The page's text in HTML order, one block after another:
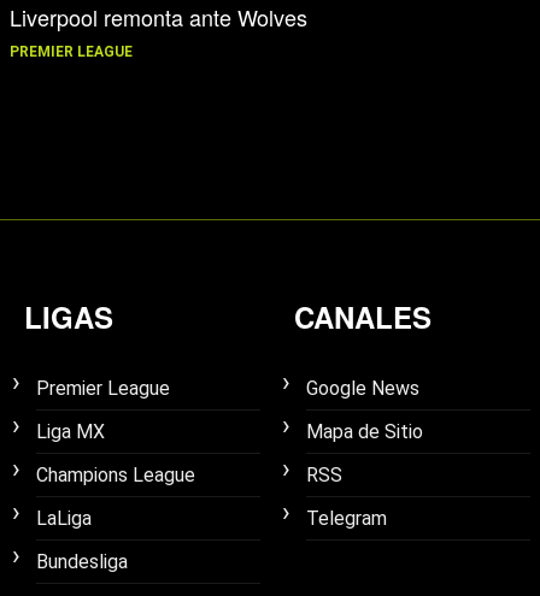
Liverpool remonta ante Wolves
PREMIER LEAGUE
LIGAS
Premier League
Liga MX
Champions League
LaLiga
Bundesliga
CANALES
Google News
Mapa de Sitio
RSS
Telegram